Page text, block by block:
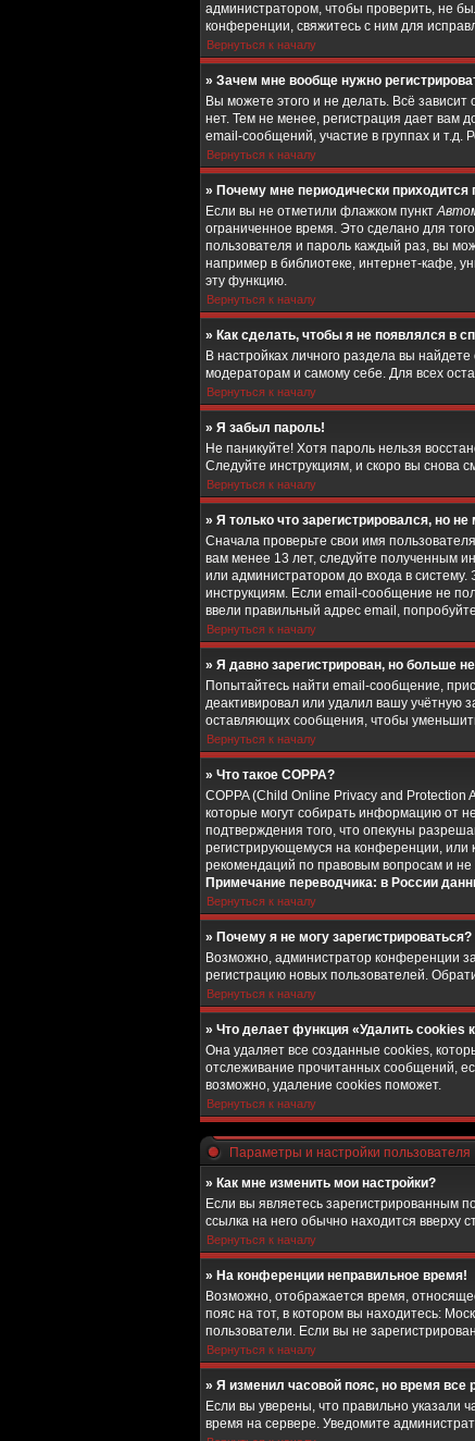
администратором, чтобы проверить, не
конференции, свяжитесь с ним для
Вернуться к началу
» Зачем мне вообще нужно
Вы можете этого и не делать. Всё
нет. Тем не менее, регистрация дает вам
email-сообщений, участие в группах и т.д.
Вернуться к началу
» Почему мне периодически приходится
Если вы не отметили флажком пункт
ограниченное время. Это сделано для
пользователя и пароль каждый раз, вы
например в библиотеке, интернет-кафе,
эту функцию.
Вернуться к началу
» Как сделать, чтобы я не появлялся в
В настройках личного раздела вы
модераторам и самому себе. Для всех
Вернуться к началу
» Я забыл пароль!
Не паникуйте! Хотя пароль нельзя
Следуйте инструкциям, и скоро вы снова
Вернуться к началу
» Я только что зарегистрировался, но не
Сначала проверьте свои имя
вам менее 13 лет, следуйте полученным
или администратором до входа в
инструкциям. Если email-сообщение не
ввели правильный адрес email,
Вернуться к началу
» Я давно зарегистрирован, но больше
Попытайтесь найти email-сообщение,
деактивировал или удалил вашу учётную
оставляющих сообщения, чтобы
Вернуться к началу
» Что такое COPPA?
COPPA (Child Online Privacy and
которые могут собирать информацию от
подтверждения того, что опекуны
регистрирующемуся на конференции, или
рекомендаций по правовым вопросам и
Примечание переводчика: в России
Вернуться к началу
» Почему я не могу зарегистрироваться?
Возможно, администратор конференции
регистрацию новых пользователей.
Вернуться к началу
» Что делает функция «Удалить cookies
Она удаляет все созданные cookies,
отслеживание прочитанных сообщений,
возможно, удаление cookies поможет.
Вернуться к началу
Параметры и настройки пользователя
» Как мне изменить мои настройки?
Если вы являетесь зарегистрированным
ссылка на него обычно находится вверху
Вернуться к началу
» На конференции неправильное время!
Возможно, отображается время,
пояс на тот, в котором вы находитесь:
пользователи. Если вы не
Вернуться к началу
» Я изменил часовой пояс, но время все
Если вы уверены, что правильно указали
время на сервере. Уведомите